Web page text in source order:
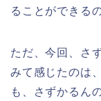
ることができる
ただ、今回、さ
みて感じたのは
も、さずかるん